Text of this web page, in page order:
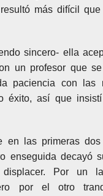
más difícil
sincero- ella
un profesor que se
paciencia con las
éxito, así que
en las primeras
enseguida decayó
displacer. Por un
por el otro